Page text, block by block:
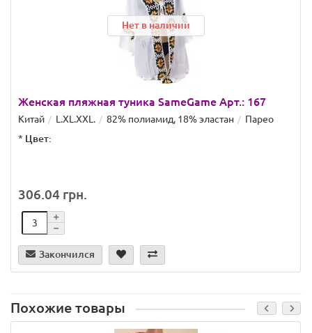
Нет в наличии
Женская пляжная туника SameGame Арт.: 167
Китай L.XL.XXL. 82% полиамид, 18% эластан
Парео
* Цвет:
306.04 грн.
Закончился
Похожие товары